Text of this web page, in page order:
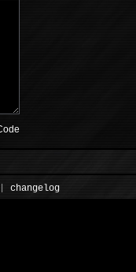
changelog